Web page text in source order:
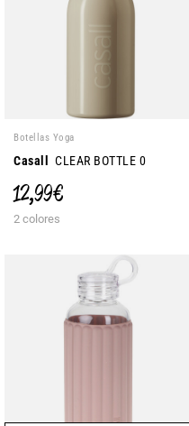
Botellas Yoga
Casall CLEAR BOTTLE 0
12,99 €
2 colores